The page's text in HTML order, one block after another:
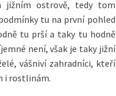
jižním ostrově, tedy tom
tu na první pohled
tu prší a taky tu hodně
není, však je taky jižní
vášniví zahradníci, kteří
i rostlinám.